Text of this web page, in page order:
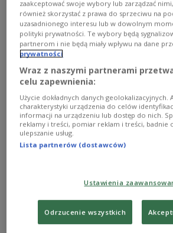
Illustrative photo.
The most funds, slightly over
the Modernization Fund were
zaakceptować swoje wybory lub zarządzać
również skorzystać z prawa do sprzeciwu na
uzasadnionego interesu lub w dowolnym
polityki prywatności. Te wybory będą
partnerom i nie będą miały wpływu na dane
prywatności
Wraz z naszymi partnerami
celu zapewnienia:
Użycie dokładnych danych geolokalizacyjnych.
charakterystyki urządzenia do celów
informacji na urządzeniu lub dostęp do nich.
reklamy i treści, pomiar reklam i treści, badnie
ulepszanie usług.
Lista partnerów (dostawców)
Ustawienia
Odrzucenie wszystkich